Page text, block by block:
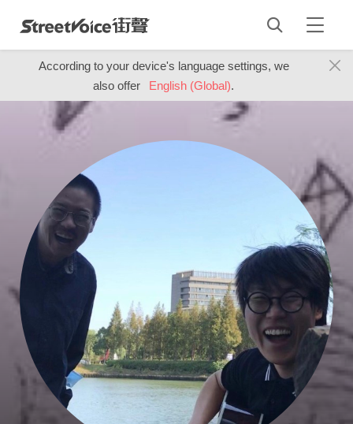
According to your device's language settings, we
also offer
English (Global).